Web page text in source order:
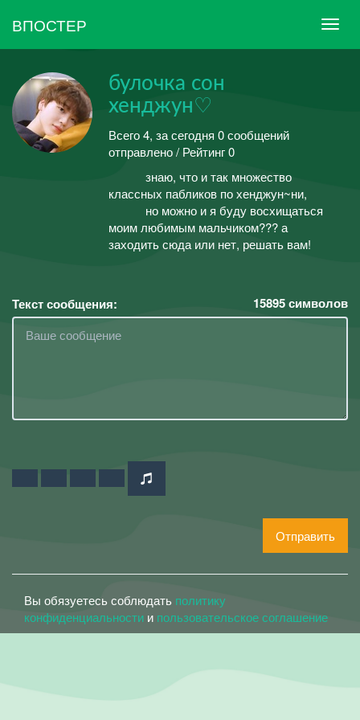
ВПОСТЕР
булочка сон
хенджун♡
Всего 4, за сегодня 0 сообщений
отправлено / Рейтинг 0
ᅠᅠᅠ знаю, что и так множество
классных пабликов по хенджун~ни,
ᅠᅠᅠ но можно и я буду восхищаться
моим любимым мальчиком??? а
заходить сюда или нет, решать вам!
Текст сообщения: 15895символов
Отправить
Вы обязуетесь соблюдать политику
конфиденциальности и пользовательское соглашение